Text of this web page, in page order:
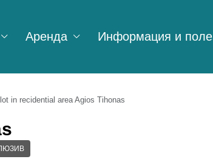
Аренда Информация и
in recidential area Agios Tihonas